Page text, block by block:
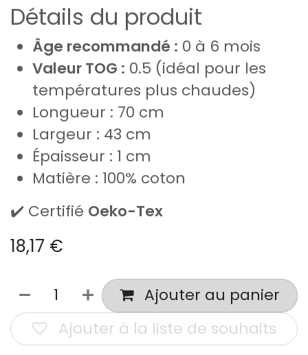
Détails du produit
Âge recommandé : 0 à 6 mois
Valeur TOG : 0.5 (idéal pour les
températures plus chaudes)
Longueur : 70 cm
Largeur : 43 cm
Épaisseur : 1 cm
Matière : 100% coton
✔️ Certifié Oeko-Tex
18,17 €
Ajouter au panier
Ajouter à la liste de souhaits